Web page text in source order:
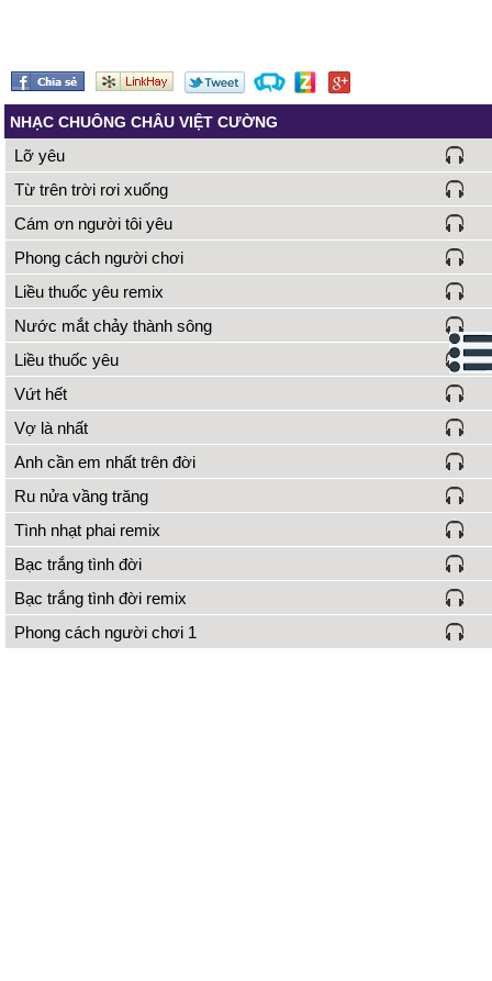
NHẠC CHUÔNG CHÂU VIỆT CƯỜNG
Lỡ yêu
Từ trên trời rơi xuống
Cám ơn người tôi yêu
Phong cách người chơi
Liều thuốc yêu remix
Nước mắt chảy thành sông
Liều thuốc yêu
Vứt hết
Vợ là nhất
Anh cần em nhất trên đời
Ru nửa vầng trăng
Tình nhạt phai remix
Bạc trắng tình đời
Bạc trắng tình đời remix
Phong cách người chơi 1